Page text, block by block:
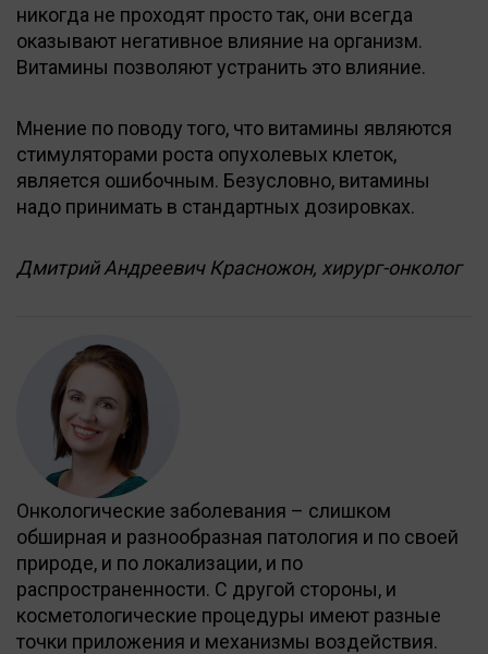
никогда не проходят просто так, они всегда
оказывают негативное влияние на организм.
Витамины позволяют устранить это влияние.
Мнение по поводу того, что витамины являются
стимуляторами роста опухолевых клеток,
является ошибочным. Безусловно, витамины
надо принимать в стандартных дозировках.
Дмитрий Андреевич Красножон, хирург-онколог
Онкологические заболевания – слишком
обширная и разнообразная патология и по своей
природе, и по локализации, и по
распространенности. С другой стороны, и
косметологические процедуры имеют разные
точки приложения и механизмы воздействия.